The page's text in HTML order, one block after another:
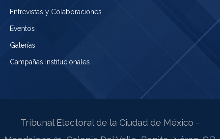
Entrevistas y Colaboraciones
Eventos
Galerías
Campañas Institucionales
Tribunal Electoral de la Ciudad de México -